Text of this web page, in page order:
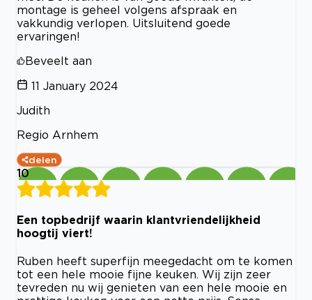
montage is geheel volgens afspraak en
vakkundig verlopen. Uitsluitend goede
ervaringen!
Beveelt aan
11 January 2024
Judith
Regio Arnhem
delen
10
Een topbedrijf waarin klantvriendelijkheid
hoogtij viert!
Ruben heeft superfijn meegedacht om te komen
tot een hele mooie fijne keuken. Wij zijn zeer
tevreden nu wij genieten van een hele mooie en